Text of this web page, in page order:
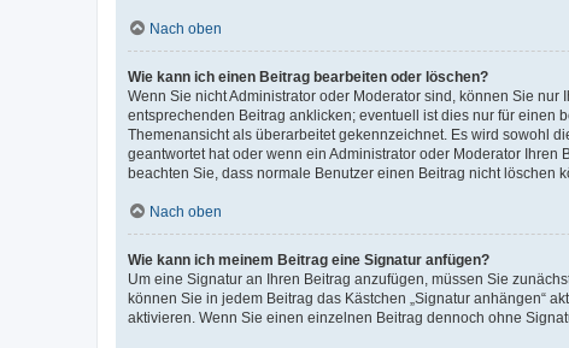
Nach oben
Wie kann ich einen Beitrag bearbeiten oder löschen?
Wenn Sie nicht Administrator oder Moderator sind, können Sie
entsprechenden Beitrag anklicken; eventuell ist dies nur für einen
Themenansicht als überarbeitet gekennzeichnet. Es wird sowohl
geantwortet hat oder wenn ein Administrator oder Moderator
beachten Sie, dass normale Benutzer einen Beitrag nicht löschen
Nach oben
Wie kann ich meinem Beitrag eine Signatur anfügen?
Um eine Signatur an Ihren Beitrag anzufügen, müssen Sie
können Sie in jedem Beitrag das Kästchen „Signatur anhängen“
aktivieren. Wenn Sie einen einzelnen Beitrag dennoch ohne